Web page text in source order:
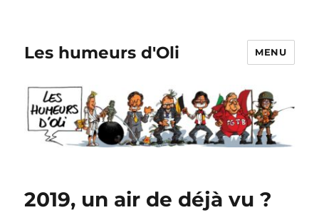
Les humeurs d'Oli MENU
2019, un air de déjà vu ?